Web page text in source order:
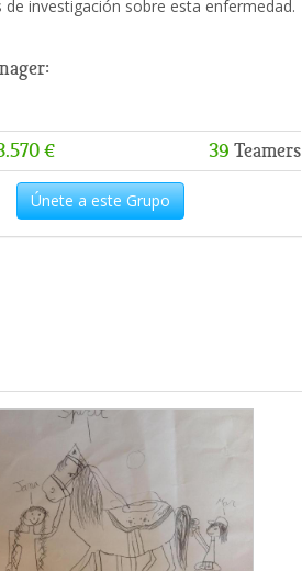
investigación sobre esta enfermedad.
€ 39 Teamers
Únete a este Grupo